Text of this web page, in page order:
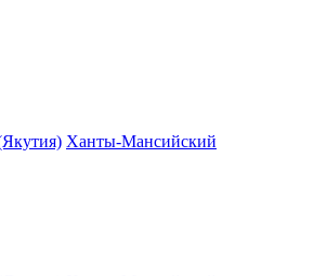
Ханты-Мансийский